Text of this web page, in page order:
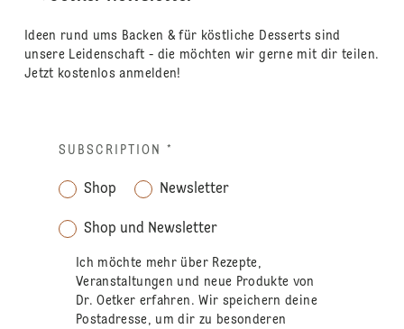
Ideen rund ums Backen & für köstliche Desserts sind
unsere Leidenschaft - die möchten wir gerne mit dir teilen.
Jetzt kostenlos anmelden!
SUBSCRIPTION *
Shop Newsletter
Shop und Newsletter
Ich möchte mehr über Rezepte,
Veranstaltungen und neue Produkte von
Dr. Oetker erfahren. Wir speichern deine
Postadresse, um dir zu besonderen